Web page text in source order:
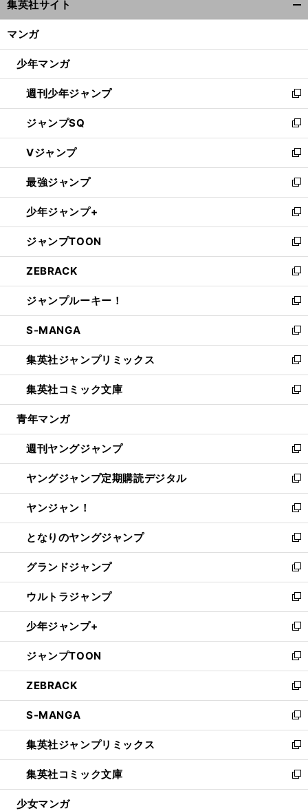
ィ
ン
ウ
開
く
集英社サイト
マンガ
少年マンガ
週刊少年ジャンプ
新
し
い
ウ
ィ
ン
ド
ウ
で
開
く
ジャンプSQ
新
し
い
ウ
ィ
ン
ド
ウ
で
開
く
Vジャンプ
新
し
い
ウ
ィ
ン
ド
ウ
で
開
く
最強ジャンプ
新
し
い
ウ
ィ
ン
ド
ウ
で
開
く
少年ジャンプ+
新
し
い
ウ
ィ
ン
ド
ウ
で
開
く
ジャンプTOON
新
し
い
ウ
ィ
ン
ド
ウ
で
開
く
ZEBRACK
新
し
い
ウ
ィ
ン
ド
ウ
で
開
ジャンプルーキー！
新
し
い
ウ
ィ
ン
ド
ウ
開
く
S-MANGA
新
し
い
ウ
ィ
ン
ウ
で
開
く
集英社ジャンプリミックス
新
し
い
ウ
ン
ド
ウ
で
開
く
集英社コミック文庫
新
し
ウ
ィ
ン
ド
ウ
で
開
く
青年マンガ
週刊ヤングジャンプ
新
し
い
ウ
ィ
ン
ド
ウ
で
開
く
ヤングジャンプ定期購読デジタル
新
し
い
ウ
ィ
ン
ド
ウ
で
開
く
ヤンジャン！
新
し
い
ウ
ィ
ン
ド
ウ
で
開
く
となりのヤングジャンプ
新
し
い
ウ
ィ
ン
ド
ウ
で
開
く
グランドジャンプ
新
し
い
ウ
ィ
ン
ド
ウ
で
開
く
ウルトラジャンプ
新
し
い
ウ
ィ
ン
ド
ウ
で
開
く
少年ジャンプ+
新
し
い
ウ
ィ
ン
ド
ウ
で
開
く
ジャンプTOON
新
し
い
ウ
ィ
ン
ド
ウ
で
開
ZEBRACK
新
し
い
ウ
ィ
ン
ド
ウ
S-MANGA
新
し
い
ウ
ィ
ン
集英社ジャンプリミックス
新
し
い
ウ
集英社コミック文庫
新
し
少女マンガ